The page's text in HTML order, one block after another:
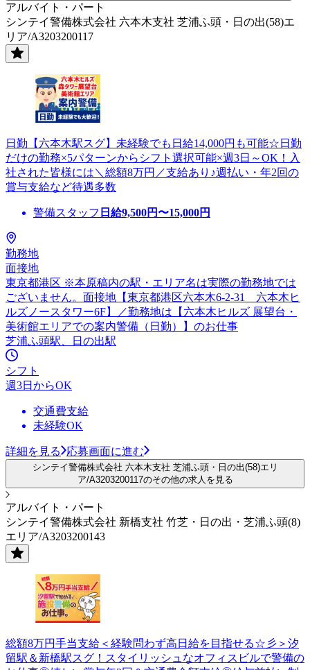
アルバイト・パート
シンテイ警備株式会社 六本木支社 芝浦ふ頭・日の出(58)エ
リア/A3203200117
日勤【六本木駅スグ】未経験でも日給14,000円も可能☆日勤
だけの勤務×5パターンからシフト選択可能×週3日～OK！入
社された皆様には＼総額8万円／支給あり♪週払い・年2回の
賞与支給など待遇多数
警備スタッフ 日給9,500円〜15,000円
勤務地
面接地
東京都港区 ※本原稿内の駅・エリア名は実際の勤務地では
ございません。面接地【東京都港区六本木6-2-31 六本木ヒ
ルズノースタワー6F】／勤務地は【六本木ヒルズ 展望台・
美術館エリアでの案内警備（日勤）】のお仕事
芝浦ふ頭駅、日の出駅
シフト
週3日からOK
交通費支給
未経験OK
詳細を見る 応募画面に進む
シンテイ警備株式会社 六本木支社 芝浦ふ頭・日の出(58)エリ
ア/A3203200117のその他の求人を見る
アルバイト・パート
シンテイ警備株式会社 新橋支社 竹芝・日の出・芝浦ふ頭(8)
エリア/A3203200143
総額8万円手当支給＜経験問わず高日給を目指せる☆彡＞汐
留駅＆新橋駅スグ！スタイリッシュなオフィスビルで警備の